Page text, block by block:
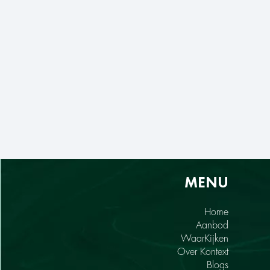
MENU
Home
Aanbod
WaarKijken
Over Kontext
Blogs